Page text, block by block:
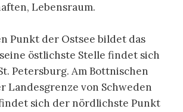
Lebensraum.
Punkt der Ostsee bildet das
östlichste Stelle findet sich
Petersburg. Am Bottnischen
Landesgrenze von Schweden
sich der nördlichste Punkt